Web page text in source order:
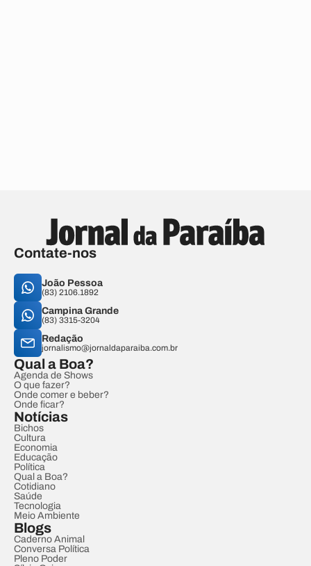
Contate-nos
João Pessoa
(83) 2106.1892
Campina Grande
(83) 3315-3204
Redação
jornalismo@jornaldaparaiba.com.br
Qual a Boa?
Agenda de Shows
O que fazer?
Onde comer e beber?
Onde ficar?
Notícias
Bichos
Cultura
Economia
Educação
Política
Qual a Boa?
Cotidiano
Saúde
Tecnologia
Meio Ambiente
Blogs
Caderno Animal
Conversa Política
Pleno Poder